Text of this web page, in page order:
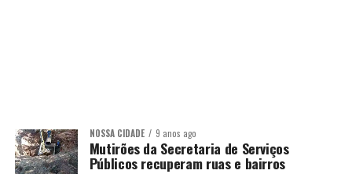
NOSSA CIDADE 9 anos ago
Mutirões da Secretaria de Serviços
Públicos recuperam ruas e bairros